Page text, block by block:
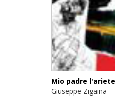
Mio padre l'ariete
Giuseppe Zigaina